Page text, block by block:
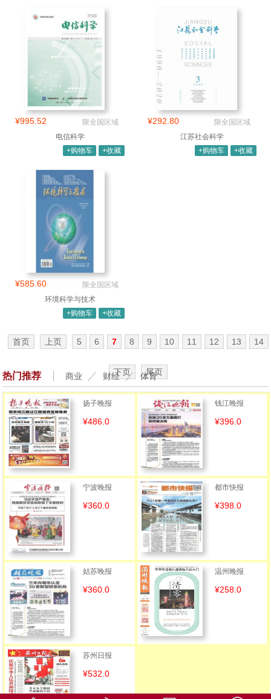
¥995.52
限全国区域
电信科学
+购物车
+收藏
¥292.80
限全国区域
江苏社会科学
+购物车
+收藏
¥585.60
限全国区域
环境科学与技术
+购物车
+收藏
首页 上页 5 6 7 8 9 10 11 12 13 14
下页 尾页
热门推荐 商业 财经 体育
扬子晚报
¥486.0
钱江晚报
¥396.0
宁波晚报
¥360.0
都市快报
¥398.0
姑苏晚报
¥360.0
温州晚报
¥258.0
苏州日报
¥532.0